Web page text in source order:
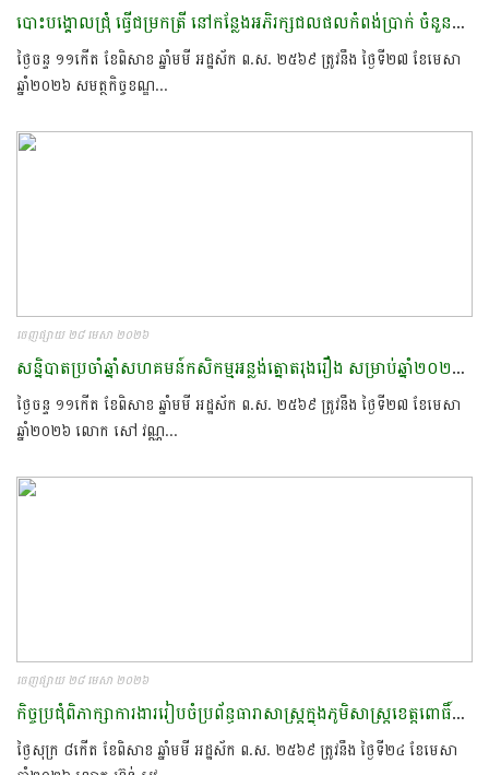
បោះបង្គោលជ្រុំ ធ្វើជម្រកត្រី នៅកន្លែងអភិរក្សជលផលកំពង់ប្រាក់ ចំនួន០៨កន្លែង ស្មើ២០០ដើម ទំហំ ២ហិចតា​
ថ្ងៃចន្ទ ១១កើត ខែពិសាខ ឆ្នាំមមី អដ្ឋស័ក ព.ស. ២៥៦៩ ត្រូវនឹង ថ្ងៃទី២៧ ខែមេសា
ឆ្នាំ២០២៦ សមត្ថកិច្ចខណ្ឌ...
ចេញផ្សាយ ២៨ មេសា ២០២៦
សន្និបាតប្រចាំឆ្នាំសហគមន៍កសិកម្មអន្លង់ត្នោតរុងរឿង សម្រាប់ឆ្នាំ២០២៥ នៅភូមិបបន្ទាយក្រង ឃុំអន្លង់ត្នោត ស្រុកក្រគរ ខេត្តពោធិ៍សាត់​
ថ្ងៃចន្ទ ១១កើត ខែពិសាខ ឆ្នាំមមី អដ្ឋស័ក ព.ស. ២៥៦៩ ត្រូវនឹង ថ្ងៃទី២៧ ខែមេសា
ឆ្នាំ២០២៦​ លោក​ សៅ​ វណ្ណ...
ចេញផ្សាយ ២៨ មេសា ២០២៦
កិច្ចប្រជុំពិភាក្សាការងាររៀបចំប្រព័ន្ធធារាសាស្រ្តក្នុងភូមិសាស្រ្តខេត្តពោធិ៍សាត់​
ថ្ងៃសុក្រ ៨កើត ខែពិសាខ ឆ្នាំមមី អដ្ឋស័ក ព.ស. ២៥៦៩ ត្រូវនឹង ថ្ងៃទី២៤ ខែមេសា